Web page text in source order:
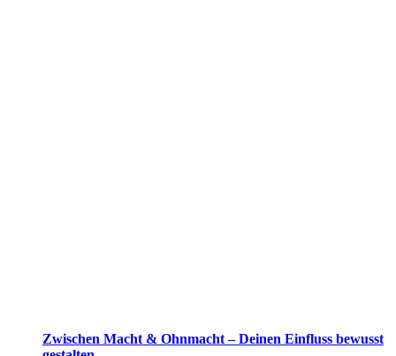
Zwischen Macht & Ohnmacht – Deinen Einfluss bewusst